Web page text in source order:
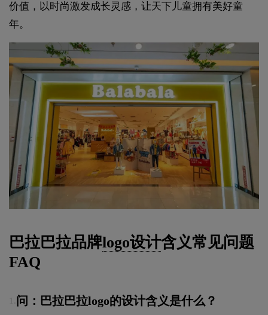
价值，以时尚激发成长灵感，让天下儿童拥有美好童
年。
巴拉巴拉品牌logo设计含义常见问题
FAQ
问：巴拉巴拉logo的设计含义是什么？